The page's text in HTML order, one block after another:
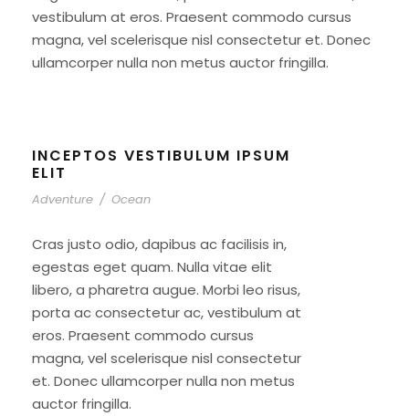
vestibulum at eros. Praesent commodo cursus
magna, vel scelerisque nisl consectetur et. Donec
ullamcorper nulla non metus auctor fringilla.
INCEPTOS VESTIBULUM IPSUM
ELIT
Adventure / Ocean
Cras justo odio, dapibus ac facilisis in,
egestas eget quam. Nulla vitae elit
libero, a pharetra augue. Morbi leo risus,
porta ac consectetur ac, vestibulum at
eros. Praesent commodo cursus
magna, vel scelerisque nisl consectetur
et. Donec ullamcorper nulla non metus
auctor fringilla.